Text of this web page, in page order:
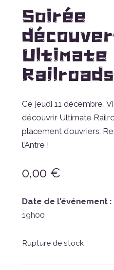
Soirée
Ultimate
Railroads
Ce jeudi 11 décembre,
découvrir Ultimate
placement d’ouvriers.
l’Antre !
0,00 €
Date de l'événement :
19h00
Rupture de stock